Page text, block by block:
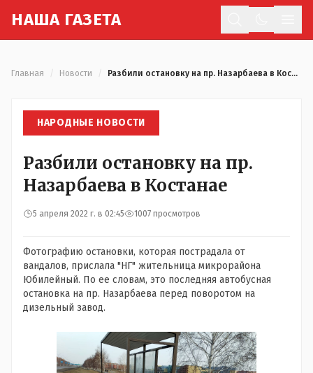
НАША ГАЗЕТА
Главная Новости Разбили остановку на пр. Назарбаева в Костанае
НАРОДНЫЕ НОВОСТИ
Разбили остановку на пр.
Назарбаева в Костанае
5 апреля 2022 г. в 02:45 1007 просмотров
Фотографию остановки, которая пострадала от
вандалов, прислала "НГ" жительница микрорайона
Юбилейный. По ее словам, это последняя автобусная
остановка на пр. Назарбаева перед поворотом на
дизельный завод.